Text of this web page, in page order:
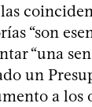
“son
“una
un
a los